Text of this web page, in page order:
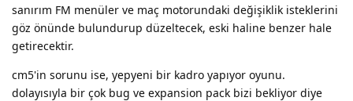
sanırım FM menüler ve maç motorundaki değişiklik isteklerini
göz önünde bulundurup düzeltecek, eski haline benzer hale
getirecektir.
cm5'in sorunu ise, yepyeni bir kadro yapıyor oyunu.
dolayısıyla bir çok bug ve expansion pack bizi bekliyor diye